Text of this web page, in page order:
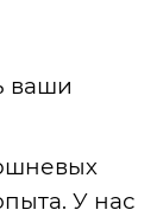
ваши
У нас